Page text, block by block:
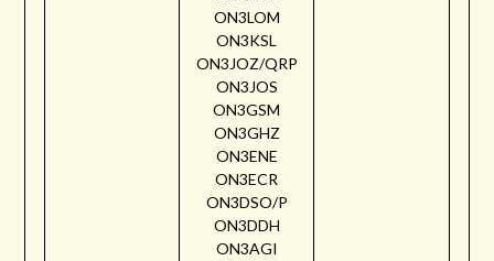
ON3LOM
ON3KSL
ON3JOZ/QRP
ON3JOS
ON3GSM
ON3GHZ
ON3ENE
ON3ECR
ON3DSO/P
ON3DDH
ON3AGI